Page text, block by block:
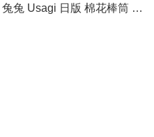
兔兔 Usagi 日版 棉花棒筒 +